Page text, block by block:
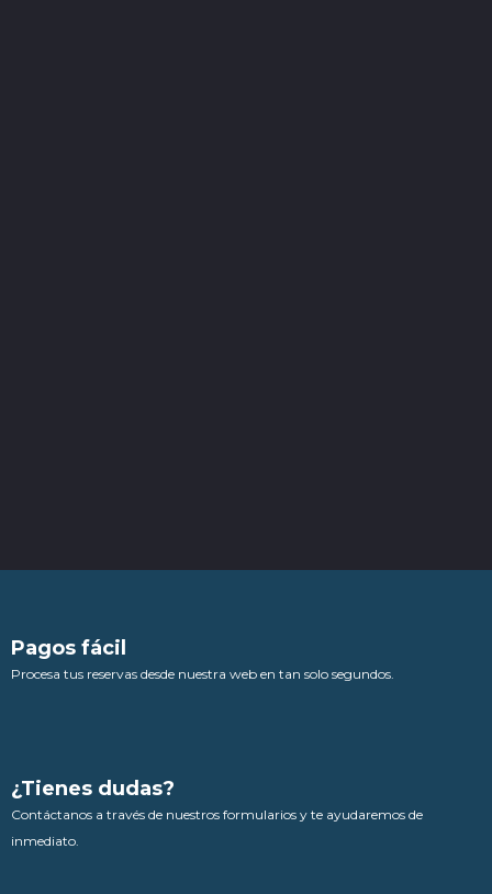
Pagos fácil
Procesa tus reservas desde nuestra web en tan solo segundos.
¿Tienes dudas?
Contáctanos a través de nuestros formularios y te ayudaremos de
inmediato.